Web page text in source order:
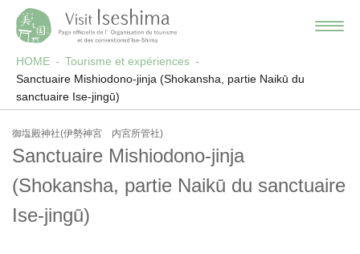
HOME
Tourisme et expériences
Sanctuaire Mishiodono-jinja (Shokansha, partie Naikū du
sanctuaire Ise-jingū)
御塩殿神社(伊勢神宮 内宮所管社)
Sanctuaire Mishiodono-jinja
(Shokansha, partie Naikū du sanctuaire
Ise-jingū)